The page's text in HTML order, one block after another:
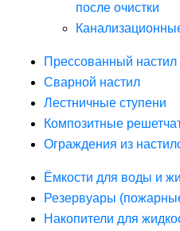
после очистки
Прессованный настил
Сварной настил
Лестничные ступени
Композитные
Ограждения из
Ёмкости для воды и
Резервуары
Накопители для